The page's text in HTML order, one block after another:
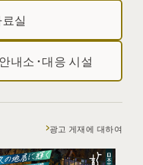
실
내소·대응 시설
광고 게재에 대하여